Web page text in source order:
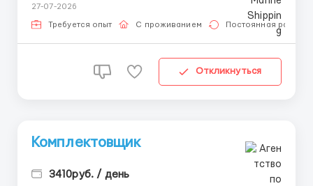
борту современных круизных лайнеров ведущих
международных судоходных компаний. 💼 Условия
27-07-2026
Требуется опыт С проживанием Постоянная работа
Откликнуться
Комплектовщик
3410руб. / день